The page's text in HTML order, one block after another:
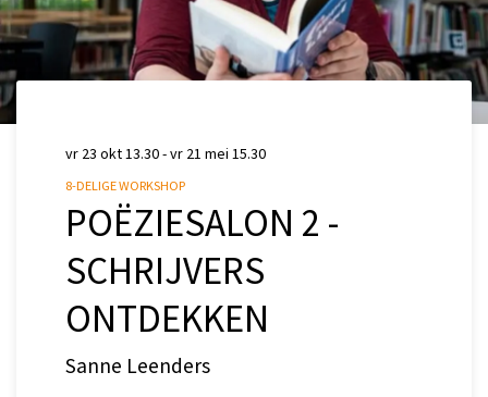
POËZIESALON 2 -
SCHRIJVERS
ONTDEKKEN
Sanne Leenders
8-DELIGE WORKSHOP
vr 23 okt13.30-vr 21 mei 15.30